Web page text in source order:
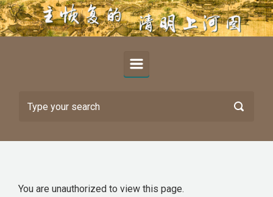
Skip to main content
You are unauthorized to view this page.